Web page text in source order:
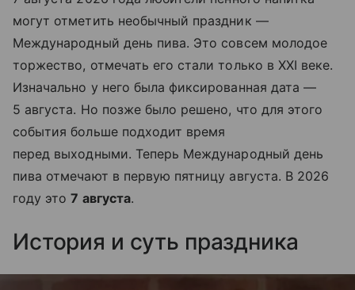
могут отметить необычный праздник —
Международный день пива. Это совсем молодое
торжество, отмечать его стали только в XXI веке.
Изначально у него была фиксированная дата —
5 августа. Но позже было решено, что для этого
события больше подходит время
перед выходными. Теперь Международный день
пива отмечают в первую пятницу августа. В 2026
году это7 августа.
История и суть праздника